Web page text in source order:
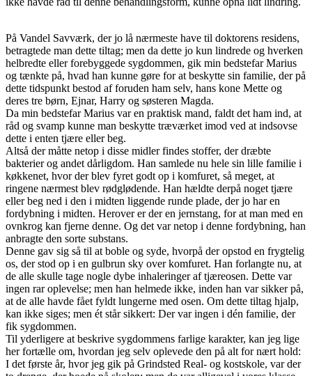
På Vandel Savværk, der jo lå nærmeste have til doktorens residens,
betragtede man dette tiltag; men da dette jo kun lindrede og hverken
helbredte eller forebyggede sygdommen, gik min bedstefar Marius
og tænkte på, hvad han kunne gøre for at beskytte sin familie, der på
dette tidspunkt bestod af foruden ham selv, hans kone Mette og
deres tre børn, Ejnar, Harry og søsteren Magda.
Da min bedstefar Marius var en praktisk mand, faldt det ham ind, at
råd og svamp kunne man beskytte træværket imod ved at indsovse
dette i enten tjære eller beg.
Altså der måtte netop i disse midler findes stoffer, der dræbte
bakterier og andet dårligdom. Han samlede nu hele sin lille familie i
køkkenet, hvor der blev fyret godt op i komfuret, så meget, at
ringene nærmest blev rødglødende. Han hældte derpå noget tjære
eller beg ned i den i midten liggende runde plade, der jo har en
fordybning i midten. Herover er der en jernstang, for at man med en
ovnkrog kan fjerne denne. Og det var netop i denne fordybning, han
anbragte den sorte substans.
Denne gav sig så til at boble og syde, hvorpå der opstod en frygtelig
os, der stod op i en gulbrun sky over komfuret. Han forlangte nu, at
de alle skulle tage nogle dybe inhaleringer af tjæreosen. Dette var
ingen rar oplevelse; men han helmede ikke, inden han var sikker på,
at de alle havde fået fyldt lungerne med osen. Om dette tiltag hjalp,
kan ikke siges; men ét står sikkert: Der var ingen i dén familie, der
fik sygdommen.
Til yderligere at beskrive sygdommens farlige karakter, kan jeg lige
her fortælle om, hvordan jeg selv oplevede den på alt for nært hold:
I det første år, hvor jeg gik på Grindsted Real- og kostskole, var der